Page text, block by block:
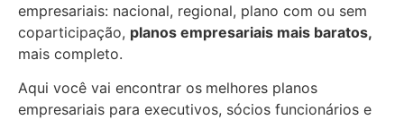
empresariais: nacional, regional, plano com ou sem
coparticipação, planos empresariais mais baratos,
mais completo.
Aqui você vai encontrar os melhores planos
empresariais para executivos, sócios funcionários e